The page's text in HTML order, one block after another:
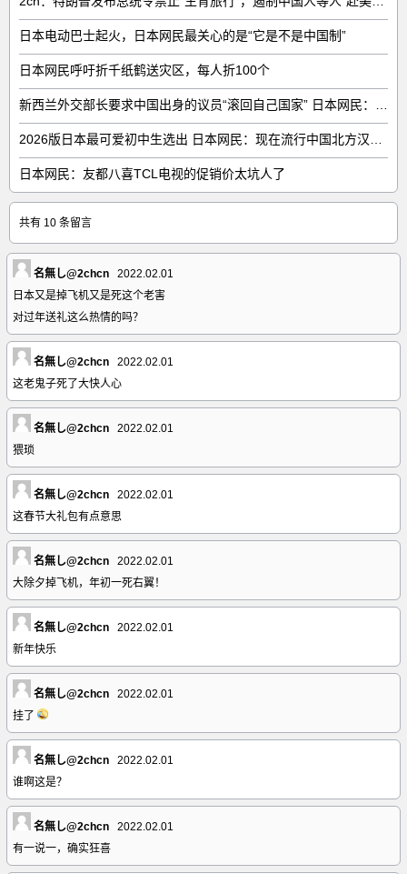
日本电动巴士起火，日本网民最关心的是“它是不是中国制”
日本网民呼吁折千纸鹤送灾区，每人折100个
日本网民：友都八喜TCL电视的促销价太坑人了
共有 10 条留言
名無し@2chcn
2022.02.01
日本又是掉飞机又是死这个老害
对过年送礼这么热情的吗？
名無し@2chcn
2022.02.01
这老鬼子死了大快人心
名無し@2chcn
2022.02.01
猥琐
名無し@2chcn
2022.02.01
这春节大礼包有点意思
名無し@2chcn
2022.02.01
大除夕掉飞机，年初一死右翼！
名無し@2chcn
2022.02.01
新年快乐
名無し@2chcn
2022.02.01
挂了
名無し@2chcn
2022.02.01
谁啊这是？
名無し@2chcn
2022.02.01
有一说一，确实狂喜